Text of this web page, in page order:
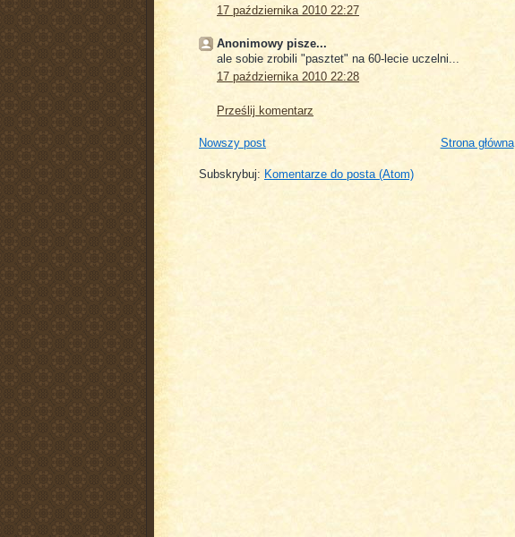
17 października 2010 22:27
Anonimowy pisze...
ale sobie zrobili "pasztet" na 60-lecie uczelni...
17 października 2010 22:28
Prześlij komentarz
Nowszy post Strona główna
Subskrybuj: Komentarze do posta (Atom)